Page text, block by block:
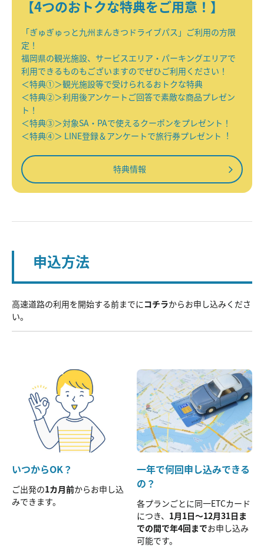
【4つのおトクな特典をご用意！】
「ぎゅぎゅっと九州まんきつドライブパス」ご利用の方限
定！
福岡県の観光施設、サービスエリア・パーキングエリアで
利用できるものもございますのでぜひご利用ください！
＜特典①＞観光施設等で受けられるおトクな特典
＜特典②＞利用後アンケートご回答で素敵な商品プレゼン
ト！
＜特典③＞対象SA・PAで使えるクーポンをプレゼント！
＜特典④＞ LINE登録＆アンケートで旅⾏券プレゼント︕
特典情報
申込方法
高速道路の利用を開始する前までにコチラからお申し込みくださ
い。
いつからOK？
ご出発の1カ月前からお申し込
みできます。
一年で何回申し込みできる
の？
各プランごとに同一ETCカード
につき、 1月1日～12月31日ま
での間で年4回までお申し込み
可能です。